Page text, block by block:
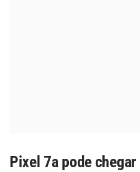
Pixel 7a pode